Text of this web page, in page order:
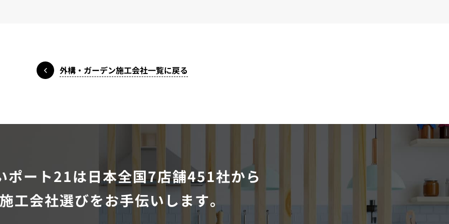
外構・ガーデン施工会社一覧に戻る
ポート21は日本全国7店舗451社から
施工会社選びをお手伝いします。